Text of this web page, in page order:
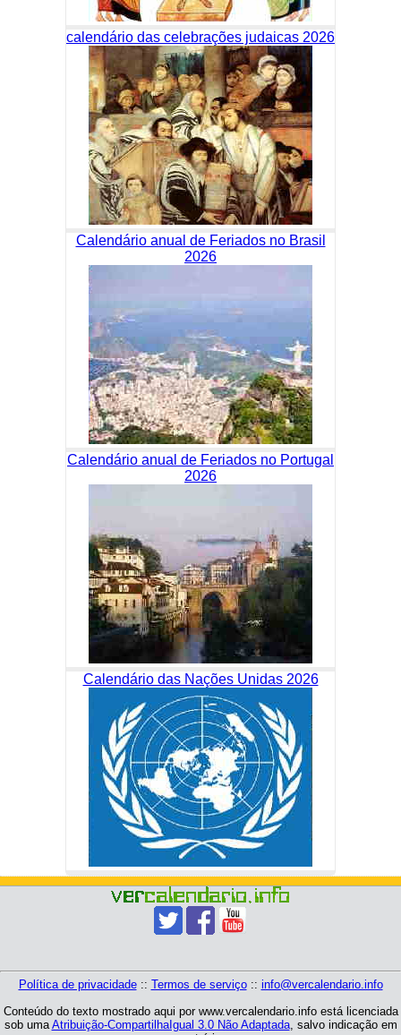
calendário das celebrações judaicas 2026
Calendário anual de Feriados no Brasil
2026
Calendário anual de Feriados no Portugal
2026
Calendário das Nações Unidas 2026
Política de privacidade:: Termos de serviço:: info@vercalendario.info
Conteúdo do texto mostrado aqui por www.vercalendario.info está licenciada
sob umaAtribuição-CompartilhaIgual 3.0 Não Adaptada, salvo indicação em